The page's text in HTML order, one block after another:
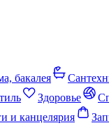
бакалея
Здоровье
и канцелярия